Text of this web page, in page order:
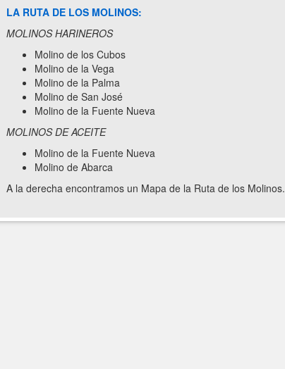
LA RUTA DE LOS MOLINOS:
MOLINOS HARINEROS
Molino de los Cubos
Molino de la Vega
Molino de la Palma
Molino de San José
Molino de la Fuente Nueva
MOLINOS DE ACEITE
Molino de la Fuente Nueva
Molino de Abarca
A la derecha encontramos un Mapa de la Ruta de los Molinos.